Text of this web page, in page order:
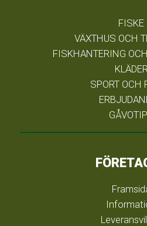
FISKE
VÄXTHUS OCH
FISKHANTERING
KLÄDER
SPORT OCH